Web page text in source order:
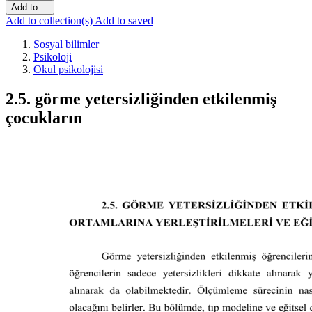
Add to ...
Add to collection(s) Add to saved
Sosyal bilimler
Psikoloji
Okul psikolojisi
2.5. görme yetersizliğinden etkilenmiş
çocukların